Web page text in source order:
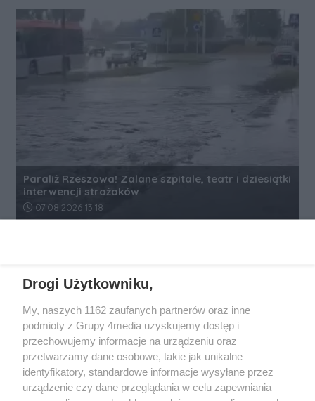
Paraliż Rzeszowa! Zalane szpitale, teatr i dziesiątki
interwencji strażaków
Data dodania artykułu:
07.08.2026 13:18
Drogi Użytkowniku,
My, naszych 1162 zaufanych partnerów oraz inne
podmioty z Grupy 4media uzyskujemy dostęp i
przechowujemy informacje na urządzeniu oraz
przetwarzamy dane osobowe, takie jak unikalne
identyfikatory, standardowe informacje wysyłane przez
urządzenie czy dane przeglądania w celu zapewniania